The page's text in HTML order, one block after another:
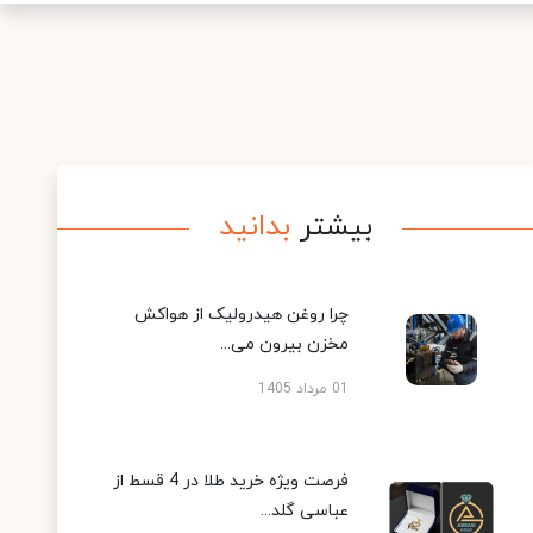
بیشتر بدانید
چرا روغن هیدرولیک از هواکش
مخزن بیرون می...
01 مرداد 1405
فرصت ویژه خرید طلا در 4 قسط از
عباسی گلد...